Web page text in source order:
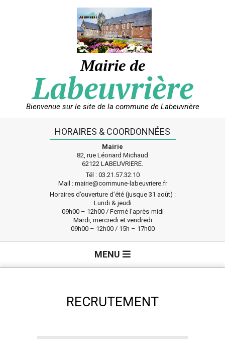
Mairie de
Labeuvrière
Bienvenue sur le site de la commune de Labeuvrière
HORAIRES & COORDONNÉES
Mairie
82, rue Léonard Michaud
62122 LABEUVRIERE.
Tél : 03.21.57.32.10
Mail : mairie@commune-labeuvriere.fr
Horaires d’ouverture d’été (jusque 31 août) :
Lundi & jeudi
09h00 – 12h00 / Fermé l’après-midi
Mardi, mercredi et vendredi
09h00 – 12h00 / 15h – 17h00
MENU
RECRUTEMENT